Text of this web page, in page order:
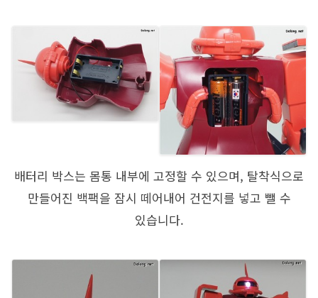
배터리 박스는 몸통 내부에 고정할 수 있으며, 탈착식으로
만들어진 백팩을 잠시 떼어내어 건전지를 넣고 뺄 수
있습니다.